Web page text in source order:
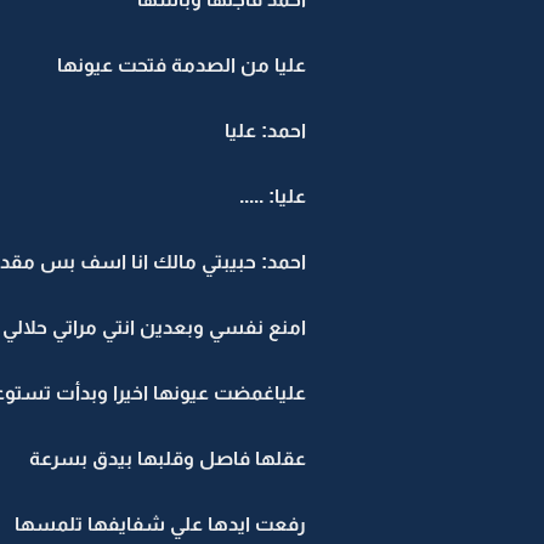
عليا من الصدمة فتحت عيونها
احمد: عليا
عليا: .....
احمد: حبيبتي مالك انا اسف بس
امنع نفسي وبعدين انتي مراتي حلالي
علياغمضت عيونها اخيرا وبدأت
عقلها فاصل وقلبها بيدق بسرعة
رفعت ايدها علي شفايفها تلمسها